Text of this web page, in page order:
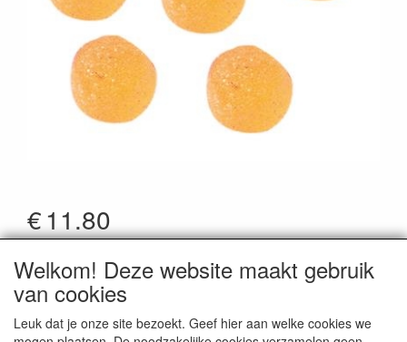
€11.80
*Prijzen zijn inclusief btw
Artikelcode: 50740
Welkom! Deze website maakt gebruik
van cookies
Leuk dat je onze site bezoekt. Geef hier aan welke cookies we